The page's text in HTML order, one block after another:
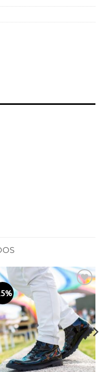
Añadir
a la
lista
de
deseos